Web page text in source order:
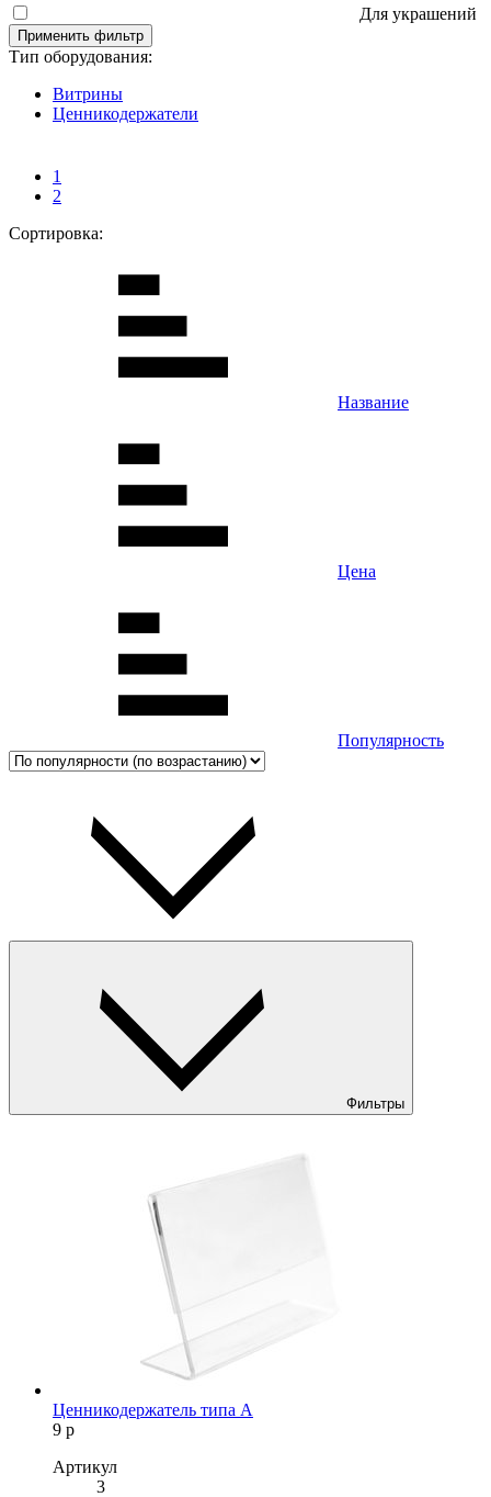
Для украшений
Применить фильтр
Тип оборудования:
Витрины
Ценникодержатели
1
2
Сортировка:
Название
Цена
Популярность
Фильтры
Ценникодержатель типа А
9 р
Артикул
3